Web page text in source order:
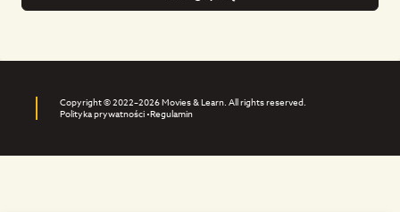
Copyright © 2022–2026 Movies & Learn. All rights reserved.
Polityka prywatności •Regulamin